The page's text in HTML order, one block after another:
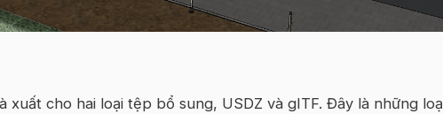
xuất cho hai loại tệp bổ sung, USDZ và gITF. Đây là những